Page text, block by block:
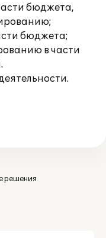
бюджета,
бюджета;
в части
решения